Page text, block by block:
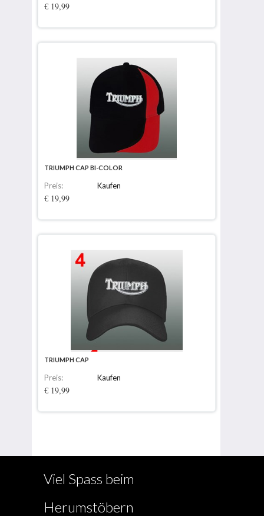
€ 19,99
TRIUMPH CAP BI-COLOR
Preis:
€ 19,99
Kaufen
TRIUMPH CAP
Preis:
€ 19,99
Kaufen
Viel Spass beim
Herumstöbern